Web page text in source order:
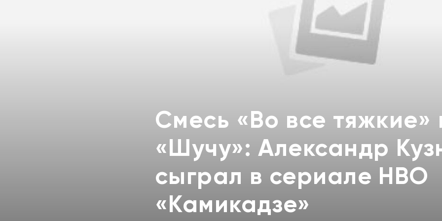
Смесь «Во все тяжкие»
«Шучу»: Александр
сыграл в сериале HBO
«Камикадзе»